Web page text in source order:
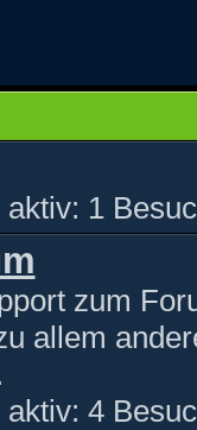
1
zum
allem
4